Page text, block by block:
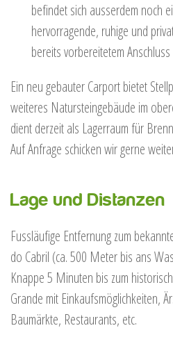
befindet sich ausserdem noch
hervorragende, ruhige und
bereits vorbereitetem
Ein neu gebauter Carport bietet
weiteres Natursteingebäude im
dient derzeit als Lagerraum für
Auf Anfrage schicken wir gerne
Lage und Distanzen
Fussläufige Entfernung zum
do Cabril (ca. 500 Meter bis ans
Knappe 5 Minuten bis zum
Grande mit Einkaufsmöglichkeiten,
Baumärkte, Restaurants, etc.